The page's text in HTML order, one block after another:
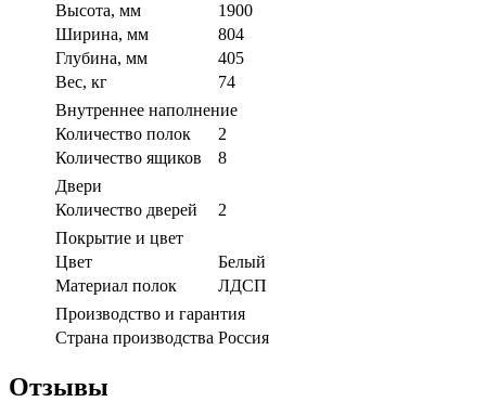
Высота, мм
1900
Ширина, мм
804
Глубина, мм
405
Вес, кг
74
Внутреннее наполнение
Количество полок
2
Количество ящиков
8
Двери
Количество дверей
2
Покрытие и цвет
Цвет
Белый
Материал полок
ЛДСП
Производство и гарантия
Страна производства Россия
Отзывы